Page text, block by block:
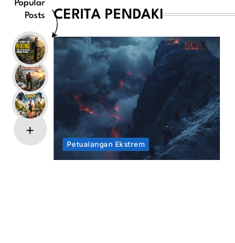
Popular
Posts
CERITA PENDAKI
Petualangan Ekstrem